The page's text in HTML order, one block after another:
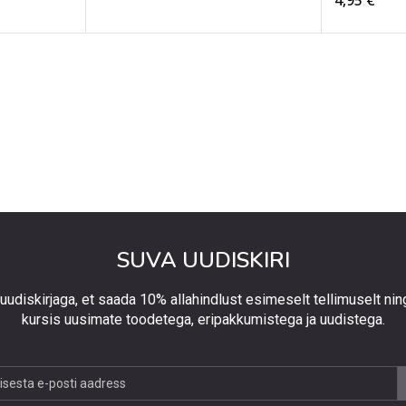
SUVA UUDISKIRI
et saada 10% allahindlust esimeselt tellimuselt
kursis uusimate toodetega, eripakkumistega ja uudistega.